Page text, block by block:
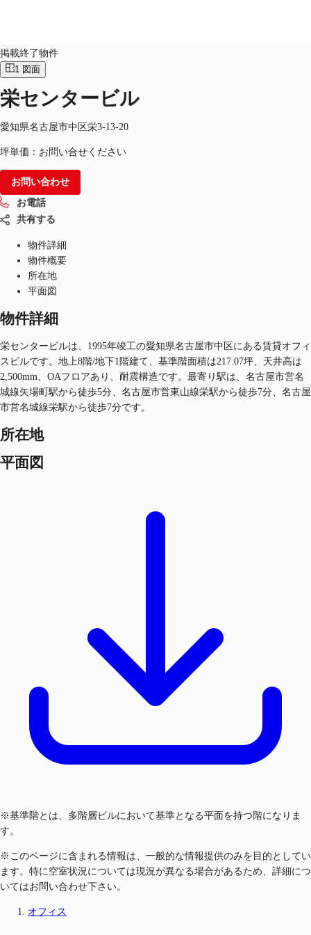
オフィス・事務所
倉庫・物流センター
地図検索
記事
仲介会社様はこちらへ
お気に入り
JP
お電話 お問合せ
掲載終了物件
1 図面
栄センタービル
愛知県名古屋市中区栄3-13-20
坪単価：お問い合せください
お問い合わせ
お電話
共有する
物件詳細
物件概要
所在地
平面図
物件詳細
栄センタービルは、1995年竣工の愛知県名古屋市中区にある賃貸オフィ
スビルです。地上8階/地下1階建て、基準階面積は217.07坪、天井高は
2,500mm、OAフロアあり、耐震構造です。最寄り駅は、名古屋市営名
城線矢場町駅から徒歩5分、名古屋市営東山線栄駅から徒歩7分、名古屋
市営名城線栄駅から徒歩7分です。
所在地
平面図
※基準階とは、多階層ビルにおいて基準となる平面を持つ階になりま
す。
※このページに含まれる情報は、一般的な情報提供のみを目的としてい
ます。特に空室状況については現況が異なる場合があるため、詳細につ
いてはお問い合わせ下さい。
オフィス